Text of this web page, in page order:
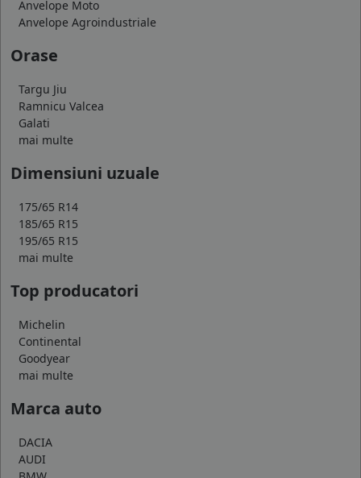
Anvelope Moto
Anvelope Agroindustriale
Orase
Targu Jiu
Ramnicu Valcea
Galati
mai multe
Dimensiuni uzuale
175/65 R14
185/65 R15
195/65 R15
mai multe
Top producatori
Michelin
Continental
Goodyear
mai multe
Marca auto
DACIA
AUDI